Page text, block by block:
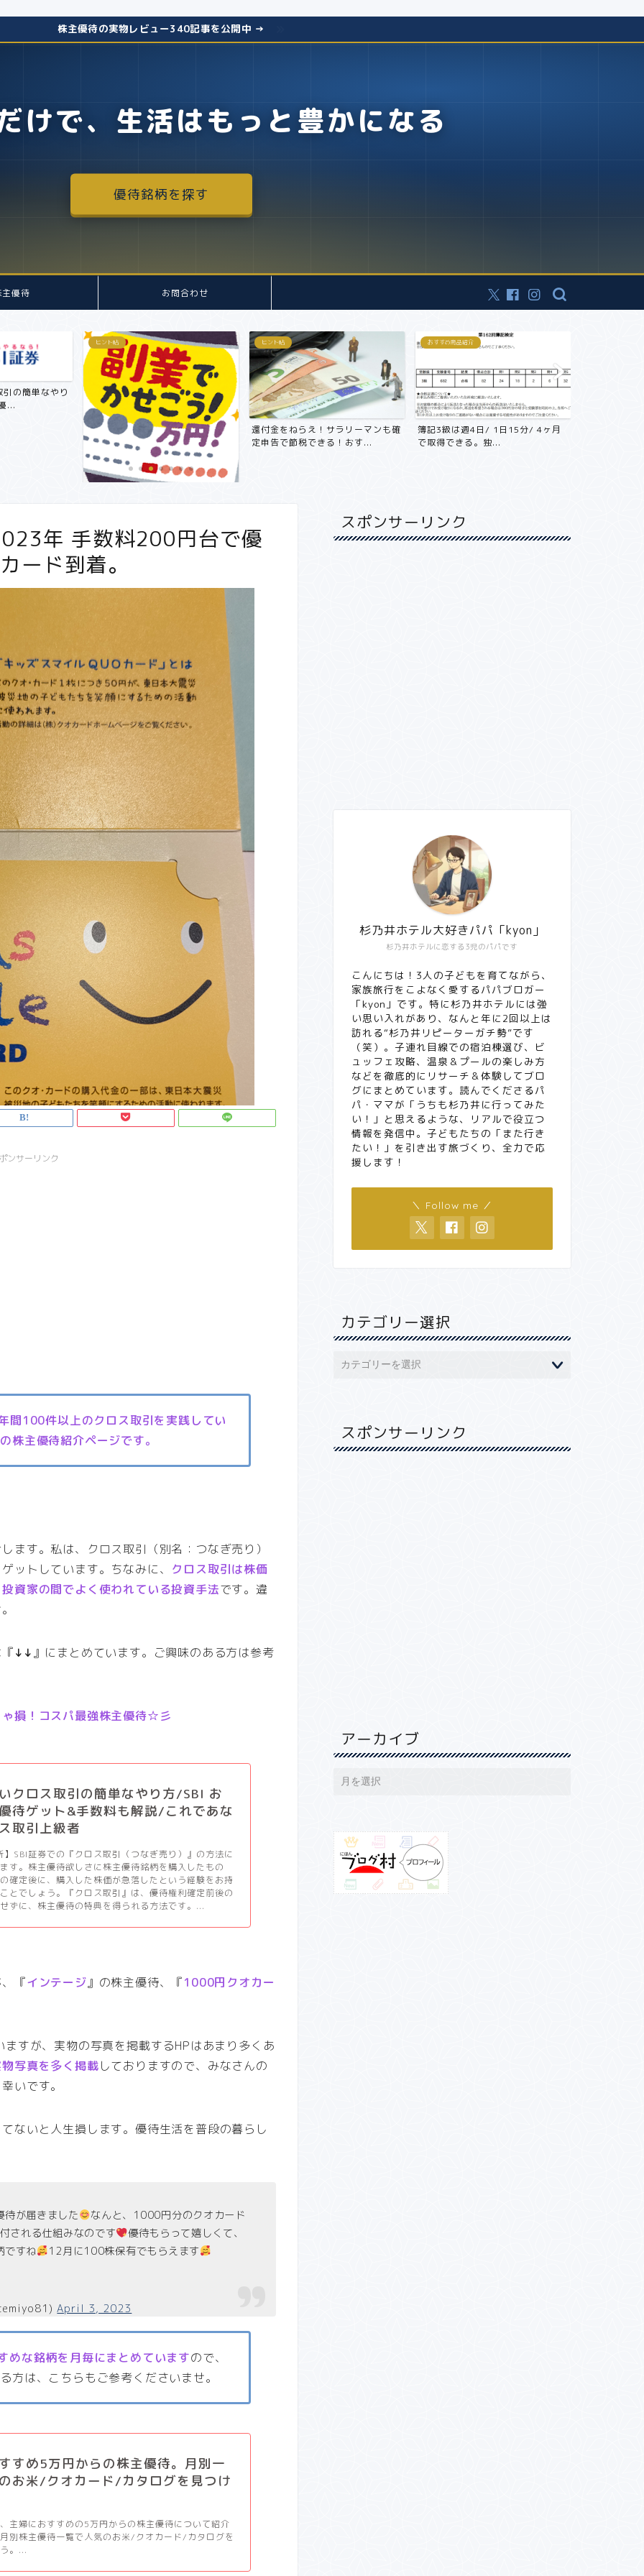
株主優待の実物レビュー340記事を公開中 →
けで、生活はもっと豊かになる
優待銘柄を探す
主優待 お問合わせ
ヒント帖
還付金をねらえ！サラリーマンも確
定申告で節税できる！おす...
おすすめ商品紹介
簿記3級は週4日/ 1日15分/ 4ヶ月
で取得できる。独...
おすすめ商品紹介
年収800万円の会社員が節税目的で
不動産投資をやる前にや...
年 手数料200円台で優
ード到着。
ンサーリンク
間100件以上のクロス取引を実践してい
株主優待紹介ページです。
ます。私は、クロス取引（別名：つなぎ売り）
ットしています。ちなみに、 クロス取引は株価
資家の間でよく使われている投資手法です。違
↓↓』にまとめています。ご興味のある方は参考
損！コスパ最強株主優待☆彡
クロス取引の簡単なやり方/SBI お
待ゲット&手数料も解説/これであな
取引上級者
SBI証券での『クロス取引（つなぎ売り）』の方法に
す。株主優待欲しさに株主優待銘柄を購入したもの
確定後に、購入した株価が急落したという経験をお持
とでしょう。『クロス取引』は、優待権利確定前後の
ずに、株主優待の特典を得られる方法です。...
『インテージ』の株主優待、『1000円クオカー
すが、実物の写真を掲載するHPはあまり多くあ
写真を多く掲載しておりますので、みなさんの
いです。
ないと人生損します。優待生活を普段の暮らし
が届きました
なんと、1000円分のクオカード
される仕組みなのです
優待もらって嬉しくて、
ですね
12月に100株保有でもらえます
April 3, 2023
めな銘柄を月毎にまとめていますので、
方は、こちらもご参考くださいませ。
すめ5万円からの株主優待。月別一
お米/クオカード/カタログを見つけ
主婦におすすめの5万円からの株主優待について紹介
別株主優待一覧で人気のお米/クオカード/カタログを
。...
スポンサーリンク
杉乃井ホテルに恋する3児のパパです
杉乃井ホテル大好きパパ「kyon」
こんにちは！3人の子どもを育てながら、
家族旅行をこよなく愛するパパブロガー
「kyon」です。特に杉乃井ホテルには強
い思い入れがあり、なんと年に2回以上は
訪れる“杉乃井リピーターガチ勢”です
（笑）。子連れ目線での宿泊棟選び、ビ
ュッフェ攻略、温泉＆プールの楽しみ方
などを徹底的にリサーチ＆体験してブロ
グにまとめています。読んでくださるパ
パ・ママが「うちも杉乃井に行ってみた
い！」と思えるような、リアルで役立つ
情報を発信中。子どもたちの「また行き
たい！」を引き出す旅づくり、全力で応
援します！
＼ Follow me ／
カテゴリー選択
スポンサーリンク
アーカイブ